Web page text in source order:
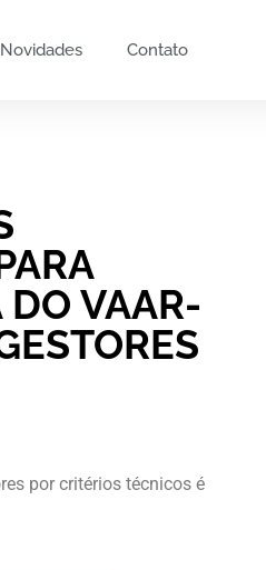
Novidades Contato
VAAR-
por critérios técnicos é